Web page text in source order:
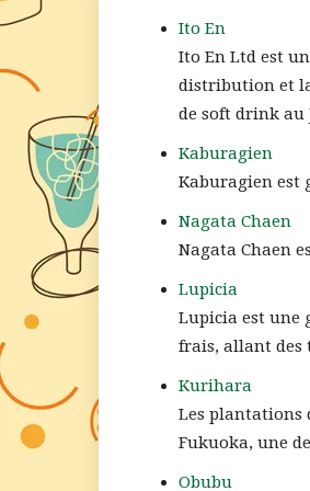
Ito En
Ito En Ltd est
distribution et
de soft drink au
Kaburagien
Kaburagien est
Nagata Chaen
Nagata Chaen
Lupicia
Lupicia est une
frais, allant des
Kurihara
Les plantations
Fukuoka, une
Obubu